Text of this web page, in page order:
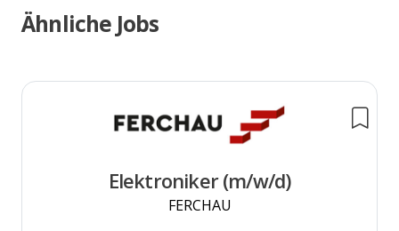
Ähnliche Jobs
Elektroniker (m/w/d)
FERCHAU